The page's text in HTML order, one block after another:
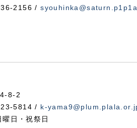
36-2156 /
8-2
5814 / k-
日・祝祭日